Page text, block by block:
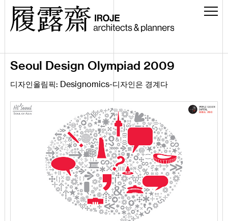
Seoul Design Olympiad 2009
디자인올림픽: Designomics-디자인은 경계다